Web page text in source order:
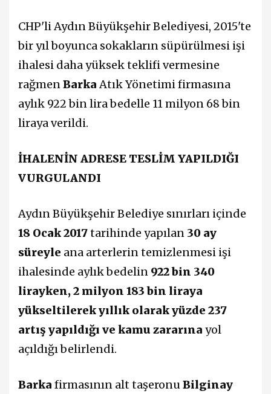
CHP'li Aydın Büyükşehir Belediyesi, 2015'te
bir yıl boyunca sokakların süpürülmesi işi
ihalesi daha yüksek teklifi vermesine
rağmen Barka Atık Yönetimi firmasına
aylık 922 bin lira bedelle 11 milyon 68 bin
liraya verildi.
İHALENİN ADRESE TESLİM YAPILDIĞI
VURGULANDI
Aydın Büyükşehir Belediye sınırları içinde
18 Ocak 2017tarihinde yapılan 30 ay
süreyle ana arterlerin temizlenmesi işi
ihalesinde aylık bedelin 922 bin 340
lirayken, 2 milyon 183 bin liraya
yükseltilerek yıllık olarak yüzde 237
artış yapıldığı ve kamu zararına yol
açıldığı belirlendi.
Barka firmasının alt taşeronuBilginay